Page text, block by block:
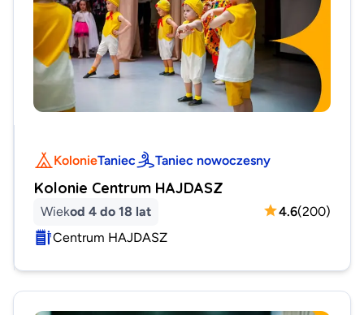
KolonieTaniec Taniec nowoczesny
Kolonie Centrum HAJDASZ
Wiekod 4 do 18 lat 4.6(200)
Centrum HAJDASZ